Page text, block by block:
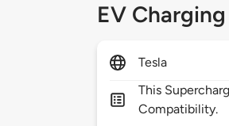
EV
Tesla
This
Compatibility.